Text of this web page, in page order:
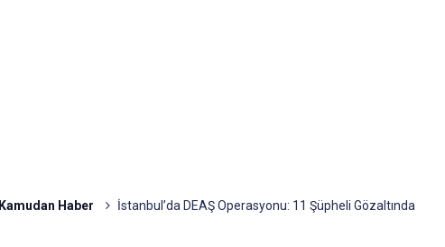
Kamudan Haber İstanbul’da DEAŞ Operasyonu: 11 Şüpheli Gözaltında